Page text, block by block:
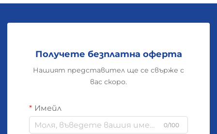
30 процента в сравнение с чистата мед,
устойчивостта на материала срещу
постоянна деформация при монтиране на
кабелни жгутове, особено в ситуации с
ограничено пространство или значителни
структурна якост помага да се намалят
проблемите с умората във връзките и
Получете безплатна оферта
Нашият представител ще се свърже с
вас скоро.
Имейл
0/100